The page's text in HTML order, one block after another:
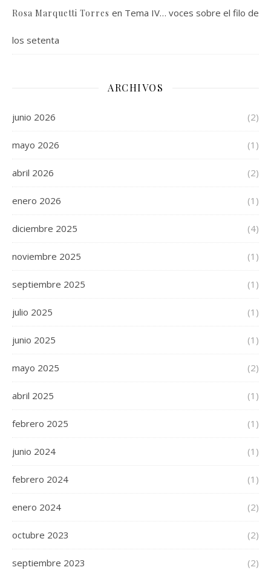
Rosa Marquetti Torres en Tema IV… voces sobre el filo de
los setenta
ARCHIVOS
junio 2026 (2)
mayo 2026 (1)
abril 2026 (2)
enero 2026 (1)
diciembre 2025 (4)
noviembre 2025 (1)
septiembre 2025 (1)
julio 2025 (1)
junio 2025 (1)
mayo 2025 (2)
abril 2025 (1)
febrero 2025 (1)
junio 2024 (1)
febrero 2024 (1)
enero 2024 (2)
octubre 2023 (2)
septiembre 2023 (2)